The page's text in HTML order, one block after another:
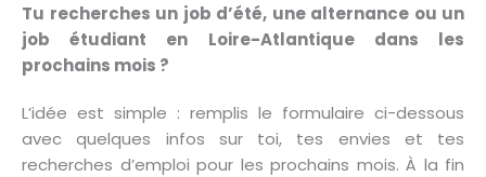
Tu recherches un job d’été, une alternance ou un
job étudiant en Loire-Atlantique dans les
prochains mois ?
L’idée est simple : remplis le formulaire ci-dessous
avec quelques infos sur toi, tes envies et tes
recherches d’emploi pour les prochains mois. À la fin